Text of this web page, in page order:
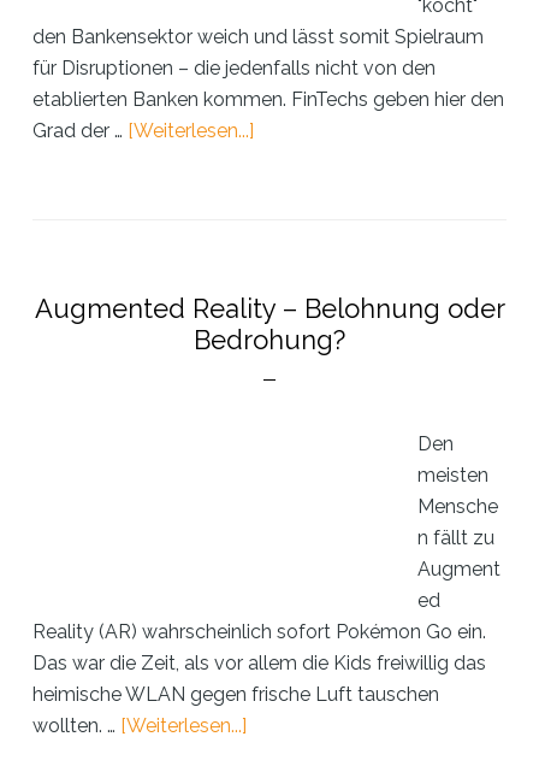
"kocht"
den Bankensektor weich und lässt somit Spielraum
für Disruptionen – die jedenfalls nicht von den
etablierten Banken kommen. FinTechs geben hier den
Grad der … [Weiterlesen...]
Augmented Reality – Belohnung oder
Bedrohung?
Den
meisten
Mensche
n fällt zu
Augment
ed
Reality (AR) wahrscheinlich sofort Pokémon Go ein.
Das war die Zeit, als vor allem die Kids freiwillig das
heimische WLAN gegen frische Luft tauschen
wollten. … [Weiterlesen...]